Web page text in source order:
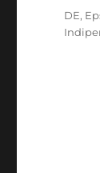
DE,